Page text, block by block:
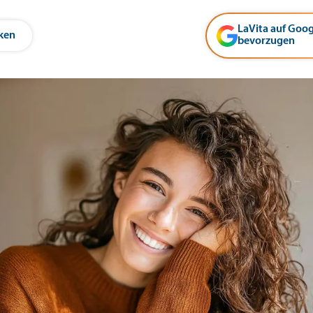
LaVita auf
bevorzugen